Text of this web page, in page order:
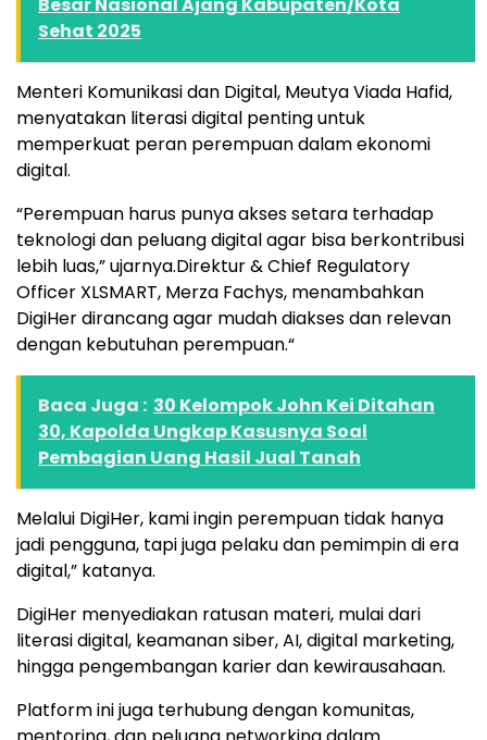
Besar Nasional Ajang Kabupaten/Kota
Sehat 2025
Menteri Komunikasi dan Digital, Meutya Viada Hafid,
menyatakan literasi digital penting untuk
memperkuat peran perempuan dalam ekonomi
digital.
“Perempuan harus punya akses setara terhadap
teknologi dan peluang digital agar bisa berkontribusi
lebih luas,” ujarnya.Direktur & Chief Regulatory
Officer XLSMART, Merza Fachys, menambahkan
DigiHer dirancang agar mudah diakses dan relevan
dengan kebutuhan perempuan.“
Baca Juga : 30 Kelompok John Kei Ditahan
30, Kapolda Ungkap Kasusnya Soal
Pembagian Uang Hasil Jual Tanah
Melalui DigiHer, kami ingin perempuan tidak hanya
jadi pengguna, tapi juga pelaku dan pemimpin di era
digital,” katanya.
DigiHer menyediakan ratusan materi, mulai dari
literasi digital, keamanan siber, AI, digital marketing,
hingga pengembangan karier dan kewirausahaan.
Platform ini juga terhubung dengan komunitas,